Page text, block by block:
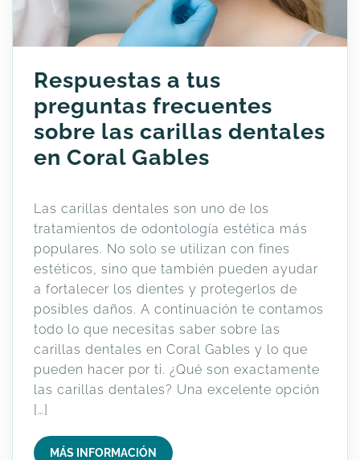
Respuestas a tus
preguntas frecuentes
sobre las carillas dentales
en Coral Gables
Las carillas dentales son uno de los
tratamientos de odontología estética más
populares. No solo se utilizan con fines
estéticos, sino que también pueden ayudar
a fortalecer los dientes y protegerlos de
posibles daños. A continuación te contamos
todo lo que necesitas saber sobre las
carillas dentales en Coral Gables y lo que
pueden hacer por ti. ¿Qué son exactamente
las carillas dentales? Una excelente opción
[…]
MÁS INFORMACIÓN